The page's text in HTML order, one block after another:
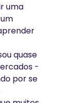
uma
quase
-
por se